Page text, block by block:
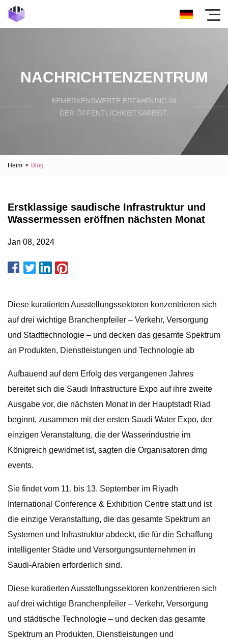
NACHRICHTENZENTRUM
BEMERKENSWERTE ERFAHRUNG IN
DER ÖFFENTLICHKEITSARBEIT.
Heim > Blog
Erstklassige saudische Infrastruktur und
Wassermessen eröffnen nächsten Monat
Jan 08, 2024
Diese kuratierten Ausstellungssektoren konzentrieren sich
auf drei wichtige Branchenpfeiler – Verkehr, Versorgung
und Stadttechnologie – und decken das gesamte Spektrum
an Produkten, Dienstleistungen und Technologie ab
Aufbauend auf dem Erfolg des vergangenen Jahres
bereitet sich die Saudi Infrastructure Expo auf ihre zweite
Ausgabe vor, die nächsten Monat in der Hauptstadt Riad
beginnt, zusammen mit der ersten Saudi Water Expo, der
einzigen Veranstaltung, die der Wasserindustrie im
Königreich gewidmet ist, sagten die Organisatoren dmg
events.
Sie findet vom 11. bis 13. September im Riyadh
International Conference & Exhibition Centre statt und ist
die einzige Veranstaltung, die das gesamte Spektrum an
Systemen und Infrastruktur abdeckt, die für die Schaffung
intelligenter Städte und Versorgungsunternehmen in
Saudi-Arabien erforderlich sind.
Diese kuratierten Ausstellungssektoren konzentrieren sich
auf drei wichtige Branchenpfeiler – Verkehr, Versorgung
und städtische Technologie – und decken das gesamte
Spektrum an Produkten, Dienstleistungen und